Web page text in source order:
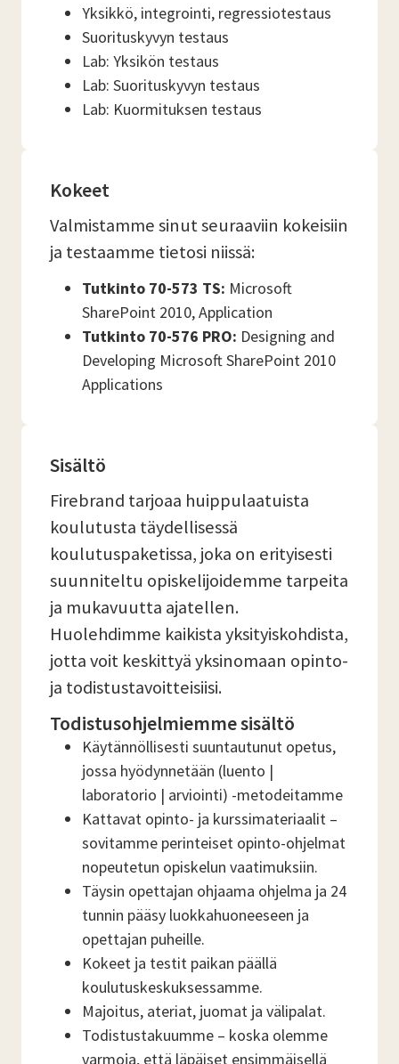
Yksikkö, integrointi, regressiotestaus
Suorituskyvyn testaus
Lab: Yksikön testaus
Lab: Suorituskyvyn testaus
Lab: Kuormituksen testaus
Kokeet
Valmistamme sinut seuraaviin kokeisiin
ja testaamme tietosi niissä:
Tutkinto 70-573 TS: Microsoft
SharePoint 2010, Application
Tutkinto 70-576 PRO: Designing and
Developing Microsoft SharePoint 2010
Applications
Sisältö
Firebrand tarjoaa huippulaatuista
koulutusta täydellisessä
koulutuspaketissa, joka on erityisesti
suunniteltu opiskelijoidemme tarpeita
ja mukavuutta ajatellen.
Huolehdimme kaikista yksityiskohdista,
jotta voit keskittyä yksinomaan opinto-
ja todistustavoitteisiisi.
Todistusohjelmiemme sisältö
Käytännöllisesti suuntautunut opetus,
jossa hyödynnetään (luento |
laboratorio | arviointi) -metodeitamme
Kattavat opinto- ja kurssimateriaalit –
sovitamme perinteiset opinto-ohjelmat
nopeutetun opiskelun vaatimuksiin.
Täysin opettajan ohjaama ohjelma ja 24
tunnin pääsy luokkahuoneeseen ja
opettajan puheille.
Kokeet ja testit paikan päällä
koulutuskeskuksessamme.
Majoitus, ateriat, juomat ja välipalat.
Todistustakuumme – koska olemme
varmoja, että läpäiset ensimmäisellä